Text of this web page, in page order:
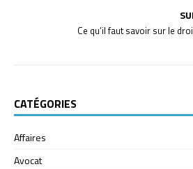
Ce qu’il faut savoir sur le
CATÉGORIES
Affaires
Avocat